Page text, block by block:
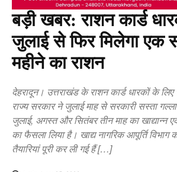
बड़ी खबर: राशन कार्ड
जुलाई से फिर मिलेगा एक
महीने का राशन
देहरादून। उत्तराखंड के राशन कार्ड धारकों के
राज्य सरकार ने जुलाई माह से सरकारी सस्ता
जुलाई, अगस्त और सितंबर तीन माह का खाद्यान्न
का फैसला लिया है। खाद्य नागरिक आपूर्ति
तैयारियां पूरी कर ली गई हैं […]